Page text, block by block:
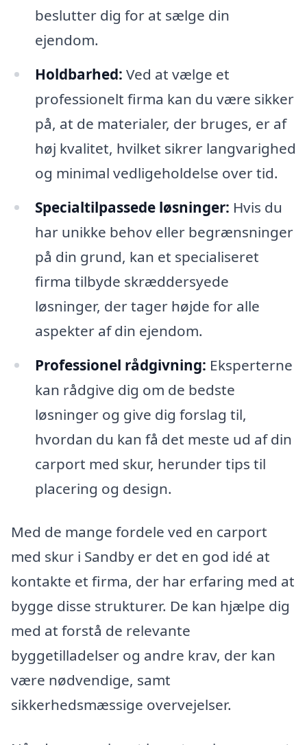
beslutter dig for at sælge din
ejendom.
Holdbarhed: Ved at vælge et
professionelt firma kan du være sikker
på, at de materialer, der bruges, er af
høj kvalitet, hvilket sikrer langvarighed
og minimal vedligeholdelse over tid.
Specialtilpassede løsninger: Hvis du
har unikke behov eller begrænsninger
på din grund, kan et specialiseret
firma tilbyde skræddersyede
løsninger, der tager højde for alle
aspekter af din ejendom.
Professionel rådgivning: Eksperterne
kan rådgive dig om de bedste
løsninger og give dig forslag til,
hvordan du kan få det meste ud af din
carport med skur, herunder tips til
placering og design.
Med de mange fordele ved en carport
med skur i Sandby er det en god idé at
kontakte et firma, der har erfaring med at
bygge disse strukturer. De kan hjælpe dig
med at forstå de relevante
byggetilladelser og andre krav, der kan
være nødvendige, samt
sikkerhedsmæssige overvejelser.